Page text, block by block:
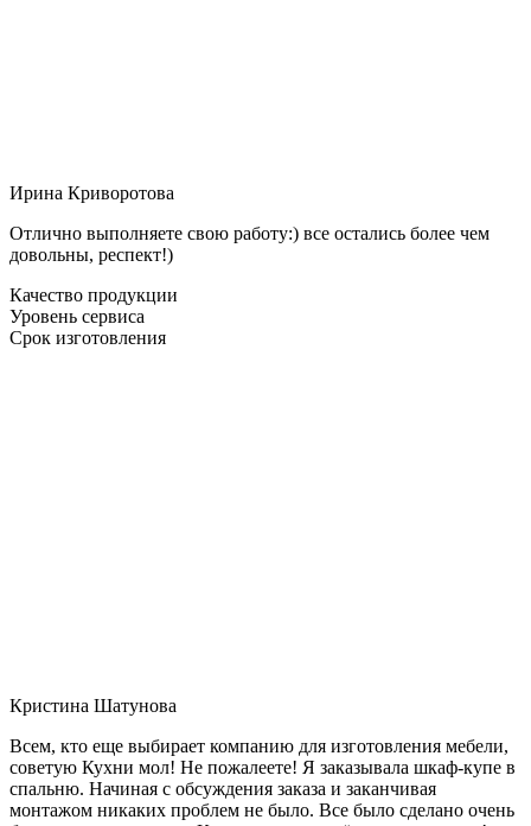
Ирина Криворотова
Отлично выполняете свою работу:) все остались более чем
довольны, респект!)
Качество продукции
Уровень сервиса
Срок изготовления
Кристина Шатунова
Всем, кто еще выбирает компанию для изготовления мебели,
советую Кухни мол! Не пожалеете! Я заказывала шкаф-купе в
спальню. Начиная с обсуждения заказа и заканчивая
монтажом никаких проблем не было. Все было сделано очень